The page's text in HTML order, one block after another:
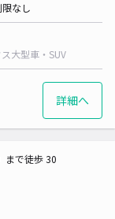
限なし
大型車・SUV
詳細へ
まで徒歩 30